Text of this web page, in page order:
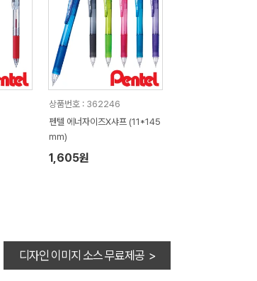
상품번호 : 362246
펜텔 에너자이즈X샤프 (11*145
mm)
1,605원
디자인 이미지 소스 무료제공 >